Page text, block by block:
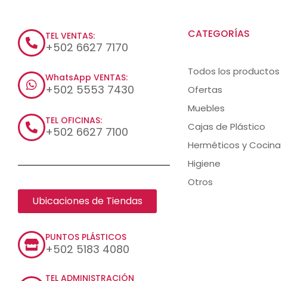
TEL VENTAS:
+502 6627 7170
WhatsApp VENTAS:
+502 5553 7430
TEL OFICINAS:
+502 6627 7100
Ubicaciones de Tiendas
PUNTOS PLÁSTICOS
+502 5183 4080
TEL ADMINISTRACIÓN
CATEGORÍAS
Todos los productos
Ofertas
Muebles
Cajas de Plástico
Herméticos y Cocina
Higiene
Otros